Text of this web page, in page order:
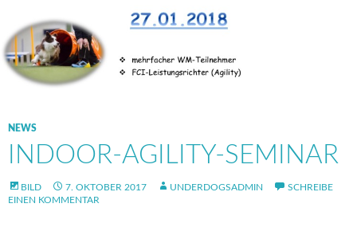
NEWS
INDOOR-AGILITY-SEMINAR
BILD 7. OKTOBER 2017 UNDERDOGSADMIN
SCHREIBE
EINEN KOMMENTAR